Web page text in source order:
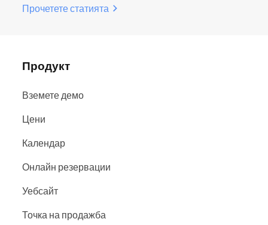
Прочетете статията
Продукт
Вземете демо
Цени
Календар
Онлайн резервации
Уебсайт
Точка на продажба